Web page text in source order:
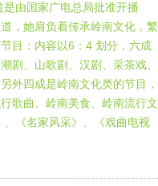
由国家广电总局批准开播
，她肩负着传承岭南文化，繁
目：内容以6：4 划分，六成
剧、山歌剧、汉剧、采茶戏、
外四成是岭南文化类的节目，
歌曲、岭南美食、岭南流行文
《名家风采》、《戏曲电视